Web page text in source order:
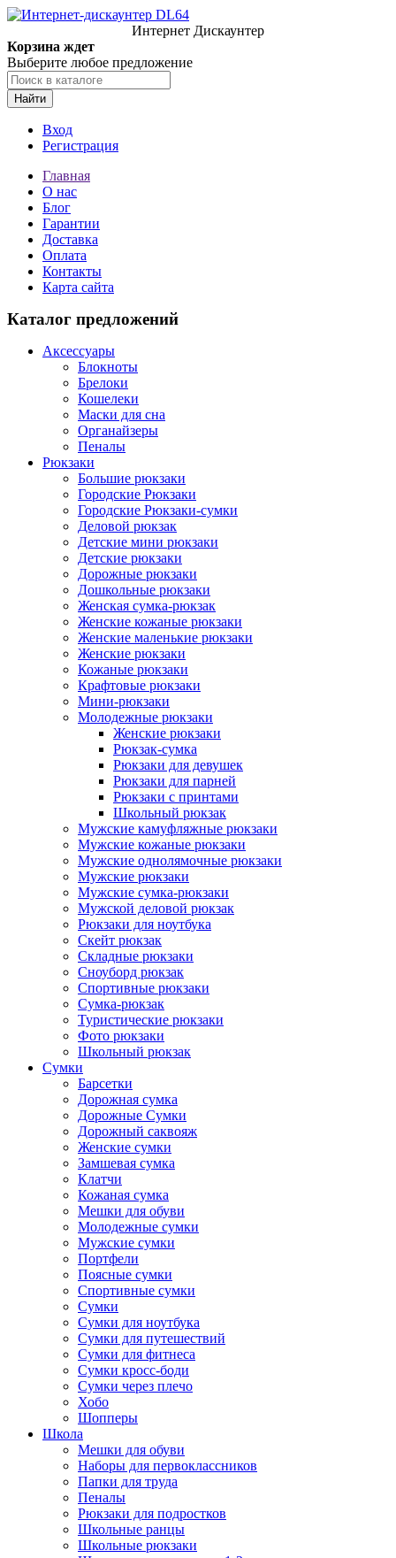
Интернет Дискаунтер
Корзина ждет
Выберите любое предложение
Найти
Вход
Регистрация
Главная
О нас
Блог
Гарантии
Доставка
Оплата
Контакты
Карта сайта
Каталог предложений
Аксессуары
Блокноты
Брелоки
Кошелеки
Маски для сна
Органайзеры
Пеналы
Рюкзаки
Большие рюкзаки
Городские Рюкзаки
Городские Рюкзаки-сумки
Деловой рюкзак
Детские мини рюкзаки
Детские рюкзаки
Дорожные рюкзаки
Дошкольные рюкзаки
Женская сумка-рюкзак
Женские кожаные рюкзаки
Женские маленькие рюкзаки
Женские рюкзаки
Кожаные рюкзаки
Крафтовые рюкзаки
Мини-рюкзаки
Молодежные рюкзаки
Женские рюкзаки
Рюкзак-сумка
Рюкзаки для девушек
Рюкзаки для парней
Рюкзаки с принтами
Школьный рюкзак
Мужские камуфляжные рюкзаки
Мужские кожаные рюкзаки
Мужские однолямочные рюкзаки
Мужские рюкзаки
Мужские сумка-рюкзаки
Мужской деловой рюкзак
Рюкзаки для ноутбука
Скейт рюкзак
Складные рюкзаки
Сноуборд рюкзак
Спортивные рюкзаки
Сумка-рюкзак
Туристические рюкзаки
Фото рюкзаки
Школьный рюкзак
Сумки
Барсетки
Дорожная сумка
Дорожные Сумки
Дорожный саквояж
Женские сумки
Замшевая сумка
Клатчи
Кожаная сумка
Мешки для обуви
Молодежные сумки
Мужские сумки
Портфели
Поясные сумки
Спортивные сумки
Сумки
Сумки для ноутбука
Сумки для путешествий
Сумки для фитнеса
Сумки кросс-боди
Сумки через плечо
Хобо
Шопперы
Школа
Мешки для обуви
Наборы для первоклассников
Папки для труда
Пеналы
Рюкзаки для подростков
Школьные ранцы
Школьные рюкзаки